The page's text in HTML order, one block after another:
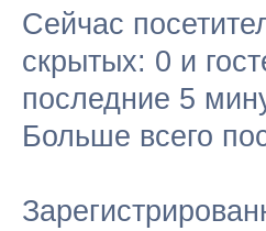
Сейчас
скрытых: 0 и
последние 5
Больше всего